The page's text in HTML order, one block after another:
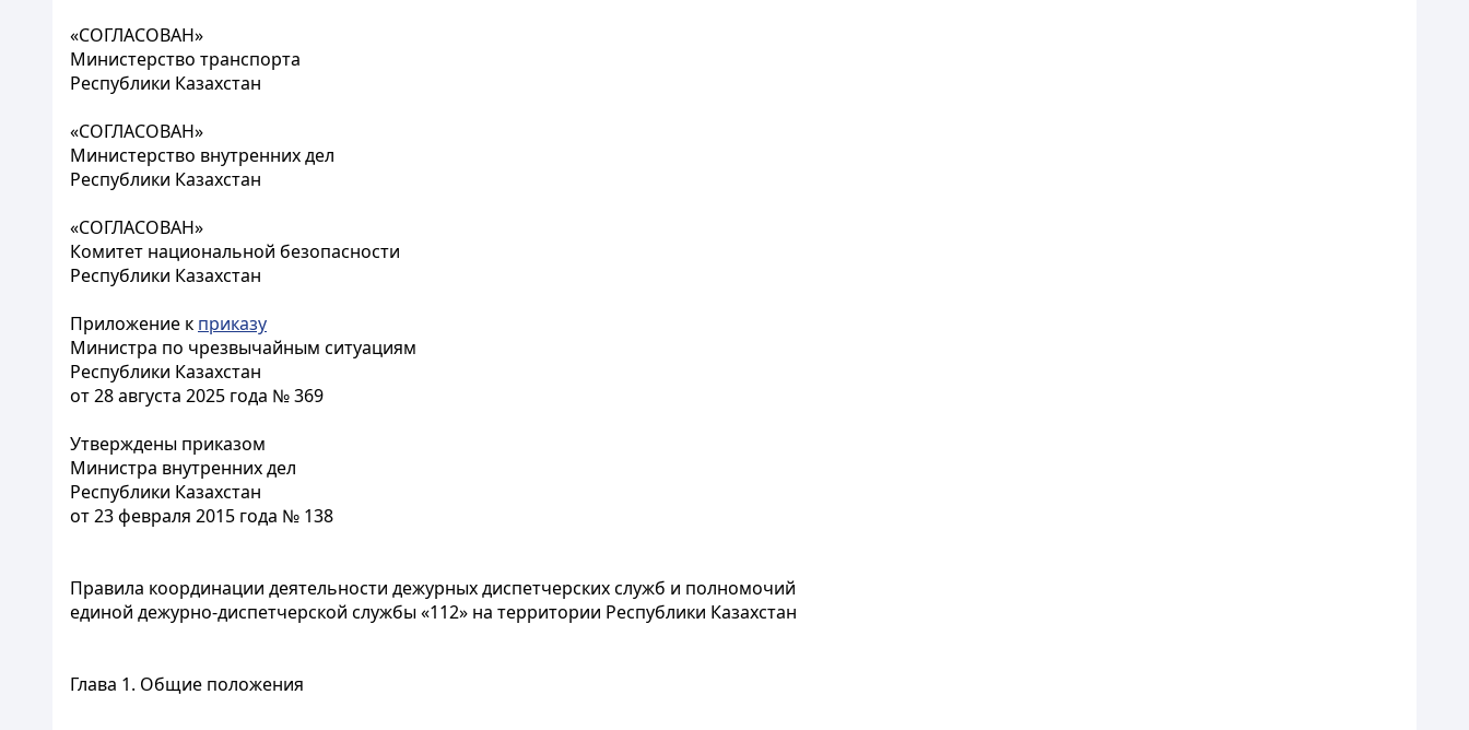
«СОГЛАСОВАН»
Министерство транспорта
Республики Казахстан
«СОГЛАСОВАН»
Министерство внутренних дел
Республики Казахстан
«СОГЛАСОВАН»
Комитет национальной безопасности
Республики Казахстан
Приложение к приказу
Министра по чрезвычайным ситуациям
Республики Казахстан
от 28 августа 2025 года № 369
Утверждены приказом
Министра внутренних дел
Республики Казахстан
от 23 февраля 2015 года № 138
Правила координации деятельности дежурных диспетчерских служб и полномочий
единой дежурно-диспетчерской службы «112» на территории Республики Казахстан
Глава 1. Общие положения